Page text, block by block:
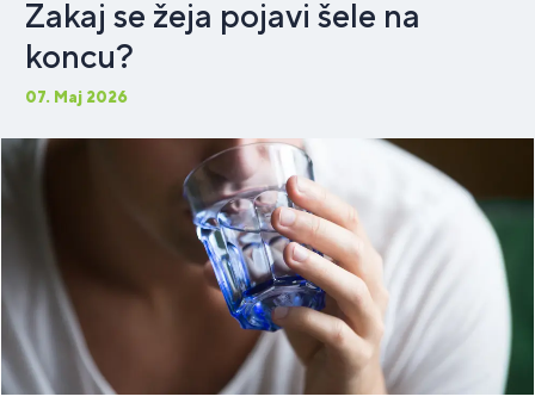
Zakaj se žeja pojavi šele na
koncu?
07. Maj 2026